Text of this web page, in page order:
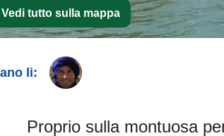
Vedi tutto sulla mappa
li:
Proprio sulla montuosa